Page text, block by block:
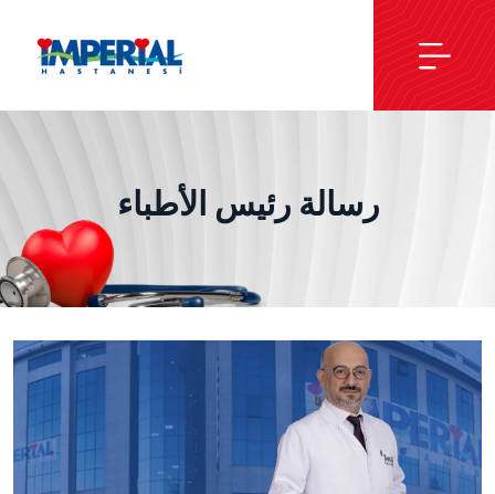
رسالة رئيس الأطباء